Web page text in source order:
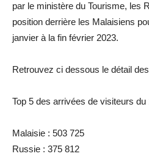
par le ministère du Tourisme, les
position derrière les Malaisiens
janvier à la fin février 2023.
Retrouvez ci dessous le détail
Top 5 des arrivées de visiteurs
Malaisie : 503 725
Russie : 375 812